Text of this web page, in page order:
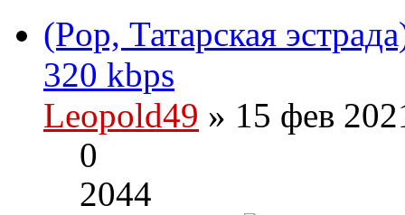
(Pop, Татарская
320 kbps
Leopold49 » 15 фев
0
2044